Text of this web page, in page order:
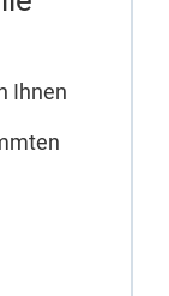
Ihnen